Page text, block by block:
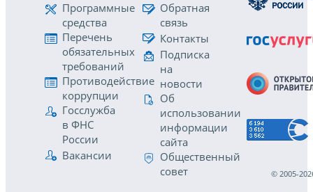
Программные
средства
Перечень
обязательных
требований
Противодействие
коррупции
Госслужба
в ФНС
России
Вакансии
Обратная
связь
Контакты
Подписка
на
новости
Об
использовании
информации
сайта
Общественный
совет
© 2005-